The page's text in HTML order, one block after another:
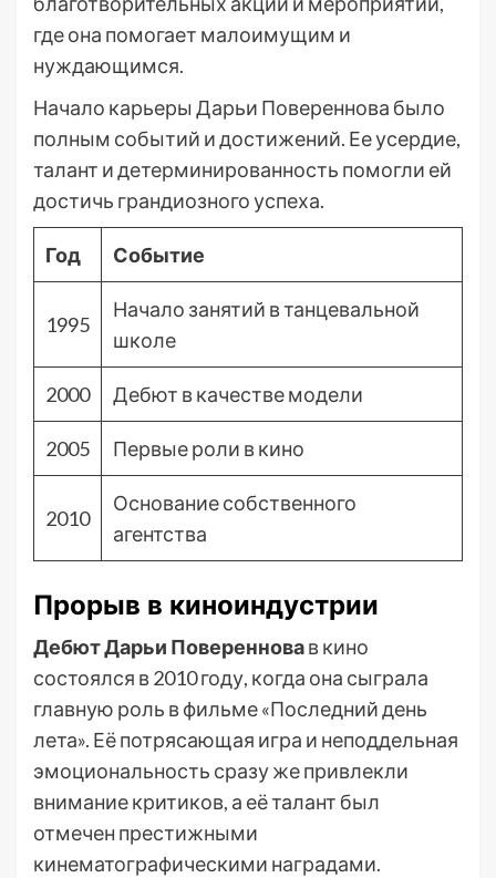
где она помогает малоимущим и
нуждающимся.
Начало карьеры Дарьи Повереннова было
полным событий и достижений. Ее усердие,
талант и детерминированность помогли ей
достичь грандиозного успеха.
Год Событие
1995
Начало занятий в танцевальной
школе
2000 Дебют в качестве модели
2005 Первые роли в кино
2010
Основание собственного
агентства
Прорыв в киноиндустрии
Дебют Дарьи Поверенновав кино
состоялся в 2010 году, когда она сыграла
главную роль в фильме «Последний день
лета». Её потрясающая игра и неподдельная
эмоциональность сразу же привлекли
внимание критиков, а её талант был
отмечен престижными
кинематографическими наградами.